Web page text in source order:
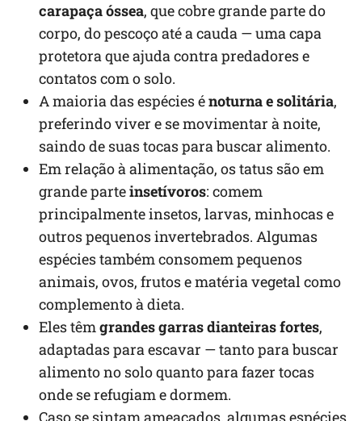
carapaça óssea, que cobre grande parte do
corpo, do pescoço até a cauda — uma capa
protetora que ajuda contra predadores e
contatos com o solo.
A maioria das espécies énoturna e solitária,
preferindo viver e se movimentar à noite,
saindo de suas tocas para buscar alimento.
Em relação à alimentação, os tatus são em
grande parteinsetívoros: comem
principalmente insetos, larvas, minhocas e
outros pequenos invertebrados. Algumas
espécies também consomem pequenos
animais, ovos, frutos e matéria vegetal como
complemento à dieta.
Eles têmgrandes garras dianteiras fortes,
adaptadas para escavar — tanto para buscar
alimento no solo quanto para fazer tocas
onde se refugiam e dormem.